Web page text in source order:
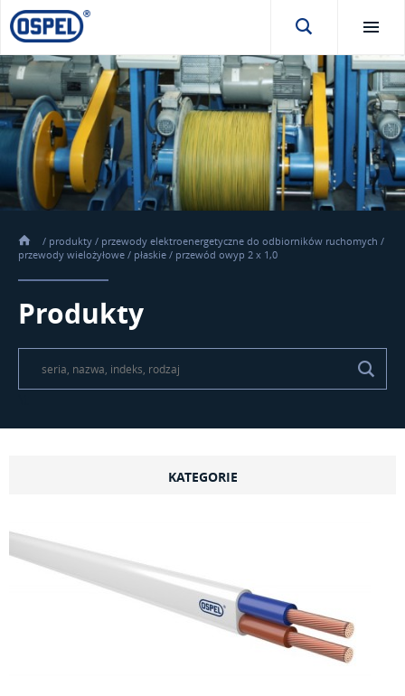
/ produkty / przewody elektroenergetyczne do odbiorników ruchomych /
przewody wielożyłowe / płaskie / przewód owyp 2 x 1,0
Produkty
KATEGORIE